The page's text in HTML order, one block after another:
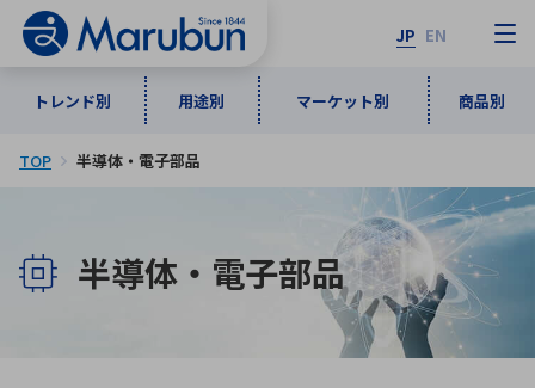
JP EN
トレンド別 用途別 マーケット別 商品別
トレンド別
インダストリアルDXソリューション
用途別
通信・ネットワーク
マーケット別
産業
商品別
ソフトウェア
メーカ一覧
50音順
さ行
た行
TOP 半導体・電子部品
半導体・電子部品